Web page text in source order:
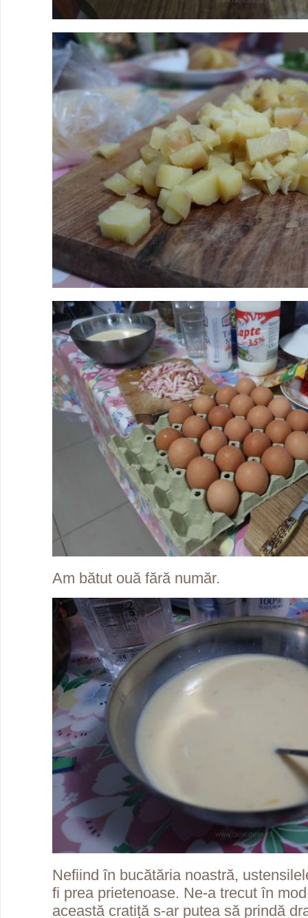
Am bătut ouă fără număr.
Nefiind în bucătăria noastră,
fi prea prietenoase. Ne-a trecut în
această cratiță s-ar putea să prindă